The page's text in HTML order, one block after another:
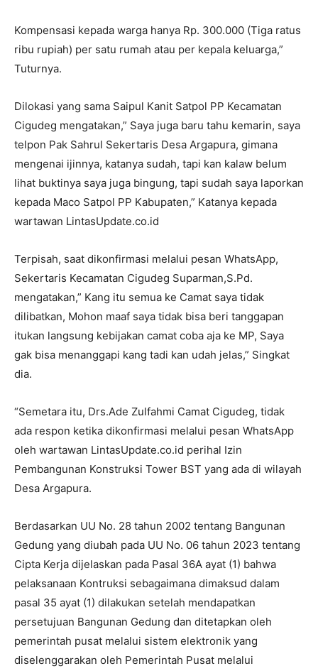
Kompensasi kepada warga hanya Rp. 300.000 (Tiga ratus
ribu rupiah) per satu rumah atau per kepala keluarga,”
Tuturnya.
Dilokasi yang sama Saipul Kanit Satpol PP Kecamatan
Cigudeg mengatakan,” Saya juga baru tahu kemarin, saya
telpon Pak Sahrul Sekertaris Desa Argapura, gimana
mengenai ijinnya, katanya sudah, tapi kan kalaw belum
lihat buktinya saya juga bingung, tapi sudah saya laporkan
kepada Maco Satpol PP Kabupaten,” Katanya kepada
wartawan LintasUpdate.co.id
Terpisah, saat dikonfirmasi melalui pesan WhatsApp,
Sekertaris Kecamatan Cigudeg Suparman,S.Pd.
mengatakan,” Kang itu semua ke Camat saya tidak
dilibatkan, Mohon maaf saya tidak bisa beri tanggapan
itukan langsung kebijakan camat coba aja ke MP, Saya
gak bisa menanggapi kang tadi kan udah jelas,” Singkat
dia.
“Semetara itu, Drs.Ade Zulfahmi Camat Cigudeg, tidak
ada respon ketika dikonfirmasi melalui pesan WhatsApp
oleh wartawan LintasUpdate.co.id perihal Izin
Pembangunan Konstruksi Tower BST yang ada di wilayah
Desa Argapura.
Berdasarkan UU No. 28 tahun 2002 tentang Bangunan
Gedung yang diubah pada UU No. 06 tahun 2023 tentang
Cipta Kerja dijelaskan pada Pasal 36A ayat (1) bahwa
pelaksanaan Kontruksi sebagaimana dimaksud dalam
pasal 35 ayat (1) dilakukan setelah mendapatkan
persetujuan Bangunan Gedung dan ditetapkan oleh
pemerintah pusat melalui sistem elektronik yang
diselenggarakan oleh Pemerintah Pusat melalui